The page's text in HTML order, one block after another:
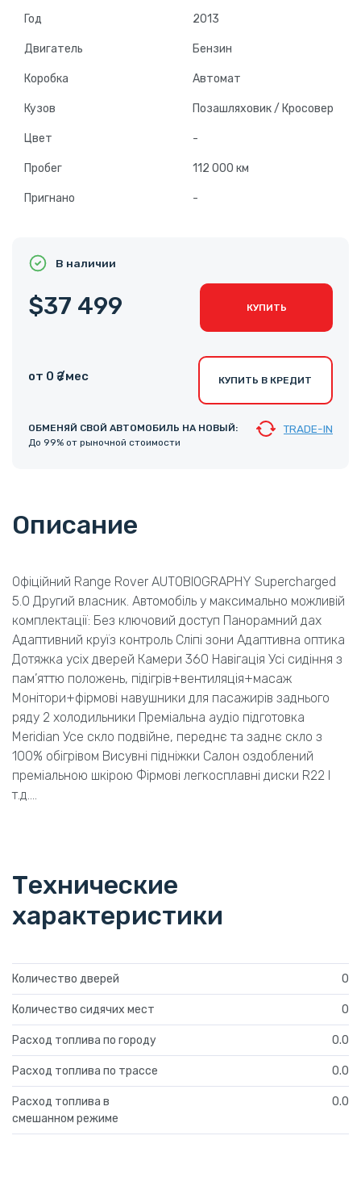
Год 2013
Двигатель Бензин
Коробка Автомат
Кузов Позашляховик / Кросовер
Цвет -
Пробег 112 000 км
Пригнано -
В наличии
$37 499 КУПИТЬ
от 0 ₴ /мес КУПИТЬ В КРЕДИТ
ОБМЕНЯЙ СВОЙ АВТОМОБИЛЬ НА НОВЫЙ:
До 99% от рыночной стоимости
TRADE-IN
Технические
характеристики
Количество дверей 0
Количество сидячих мест 0
Расход топлива по городу 0.0
Расход топлива по трассе 0.0
Расход топлива в
смешанном режиме
0.0
Описание
Офіційний Range Rover AUTOBIOGRAPHY Supercharged
5.0 Другий власник. Автомобіль у максимально можливій
комплектації: Без ключовий доступ Панорамний дах
Адаптивний круїз контроль Сліпі зони Адаптивна оптика
Дотяжка усіх дверей Камери 360 Навігація Усі сидіння з
пам’яттю положень, підігрів+вентиляція+масаж
Монітори+фірмові навушники для пасажирів заднього
ряду 2 холодильники Преміальна аудіо підготовка
Meridian Усе скло подвійне, переднє та заднє скло з
100% обігрівом Висувні підніжки Салон оздоблений
преміальною шкірою Фірмові легкосплавні диски R22 І
т.д….